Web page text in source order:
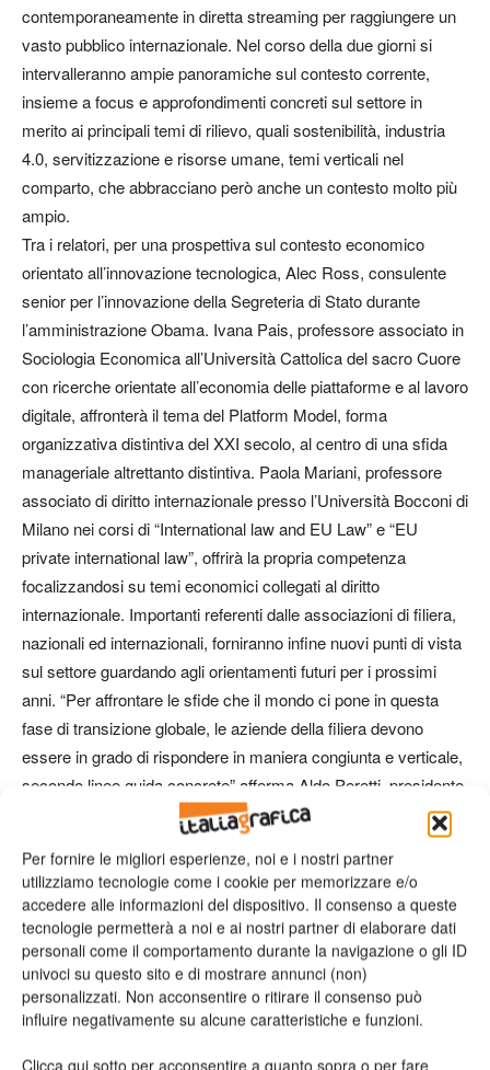
Per fornire le migliori esperienze, noi e i nostri partner
utilizziamo tecnologie come i cookie per memorizzare e/o
accedere alle informazioni del dispositivo. Il consenso a queste
tecnologie permetterà a noi e ai nostri partner di elaborare dati
personali come il comportamento durante la navigazione o gli ID
univoci su questo sito e di mostrare annunci (non)
personalizzati. Non acconsentire o ritirare il consenso può
influire negativamente su alcune caratteristiche e funzioni.
Clicca qui sotto per acconsentire a quanto sopra o per fare
contemporaneamente in diretta streaming per raggiungere un
vasto pubblico internazionale. Nel corso della due giorni si
intervalleranno ampie panoramiche sul contesto corrente,
insieme a focus e approfondimenti concreti sul settore in
merito ai principali temi di rilievo, quali sostenibilità, industria
4.0, servitizzazione e risorse umane, temi verticali nel
comparto, che abbracciano però anche un contesto molto più
ampio.
Tra i relatori, per una prospettiva sul contesto economico
orientato all’innovazione tecnologica, Alec Ross, consulente
senior per l’innovazione della Segreteria di Stato durante
l’amministrazione Obama. Ivana Pais, professore associato in
Sociologia Economica all’Università Cattolica del sacro Cuore
con ricerche orientate all’economia delle piattaforme e al lavoro
digitale, affronterà il tema del Platform Model, forma
organizzativa distintiva del XXI secolo, al centro di una sfida
manageriale altrettanto distintiva. Paola Mariani, professore
associato di diritto internazionale presso l’Università Bocconi di
Milano nei corsi di “International law and EU Law” e “EU
private international law”, offrirà la propria competenza
focalizzandosi su temi economici collegati al diritto
internazionale. Importanti referenti dalle associazioni di filiera,
nazionali ed internazionali, forniranno infine nuovi punti di vista
sul settore guardando agli orientamenti futuri per i prossimi
anni. “Per affrontare le sfide che il mondo ci pone in questa
fase di transizione globale, le aziende della filiera devono
essere in grado di rispondere in maniera congiunta e verticale,
secondo linee guida concrete” afferma Aldo Peretti, presidente